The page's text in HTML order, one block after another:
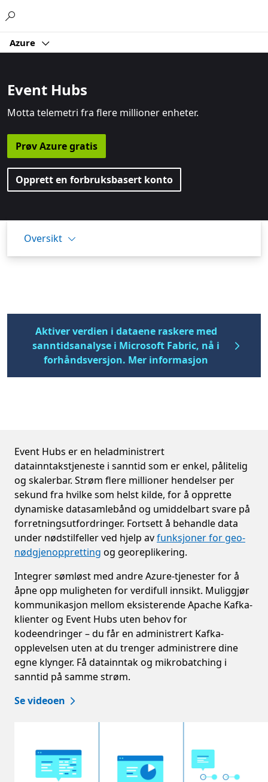
Azure
Event Hubs
Motta telemetri fra flere millioner enheter.
Prøv Azure gratis
Opprett en forbruksbasert konto
Oversikt
Aktiver verdien i dataene raskere med
sanntidsanalyse i Microsoft Fabric, nå i
forhåndsversjon. Mer informasjon
Styrking av brukere i alle aldre og med ulike
Event Hubs er en heladministrert
datainntakstjeneste i sanntid som er enkel, pålitelig
og skalerbar. Strøm flere millioner hendelser per
sekund fra hvilke som helst kilde, for å opprette
dynamiske datasamlebånd og umiddelbart svare på
forretningsutfordringer. Fortsett å behandle data
under nødstilfeller ved hjelp avfunksjoner for geo-
nødgjenoppretting og georeplikering.
Integrer sømløst med andre Azure-tjenester for å
åpne opp muligheten for verdifull innsikt. Muliggjør
kommunikasjon mellom eksisterende Apache Kafka-
klienter og Event Hubs uten behov for
kodeendringer – du får en administrert Kafka-
opplevelsen uten at du trenger administrere dine
egne klynger. Få datainntak og mikrobatching i
sanntid på samme strøm.
Se videoen